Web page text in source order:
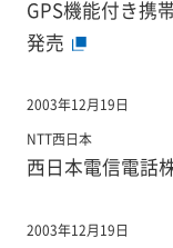
GPS機能付き携
発売
2003年12月19日
NTT西日本
西日本電信電話
2003年12月19日